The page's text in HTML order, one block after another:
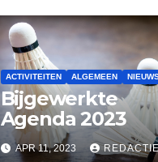
ACTIVITEITEN ALGEMEEN
Bijgewerkte
Agenda 2023
APR 11, 2023